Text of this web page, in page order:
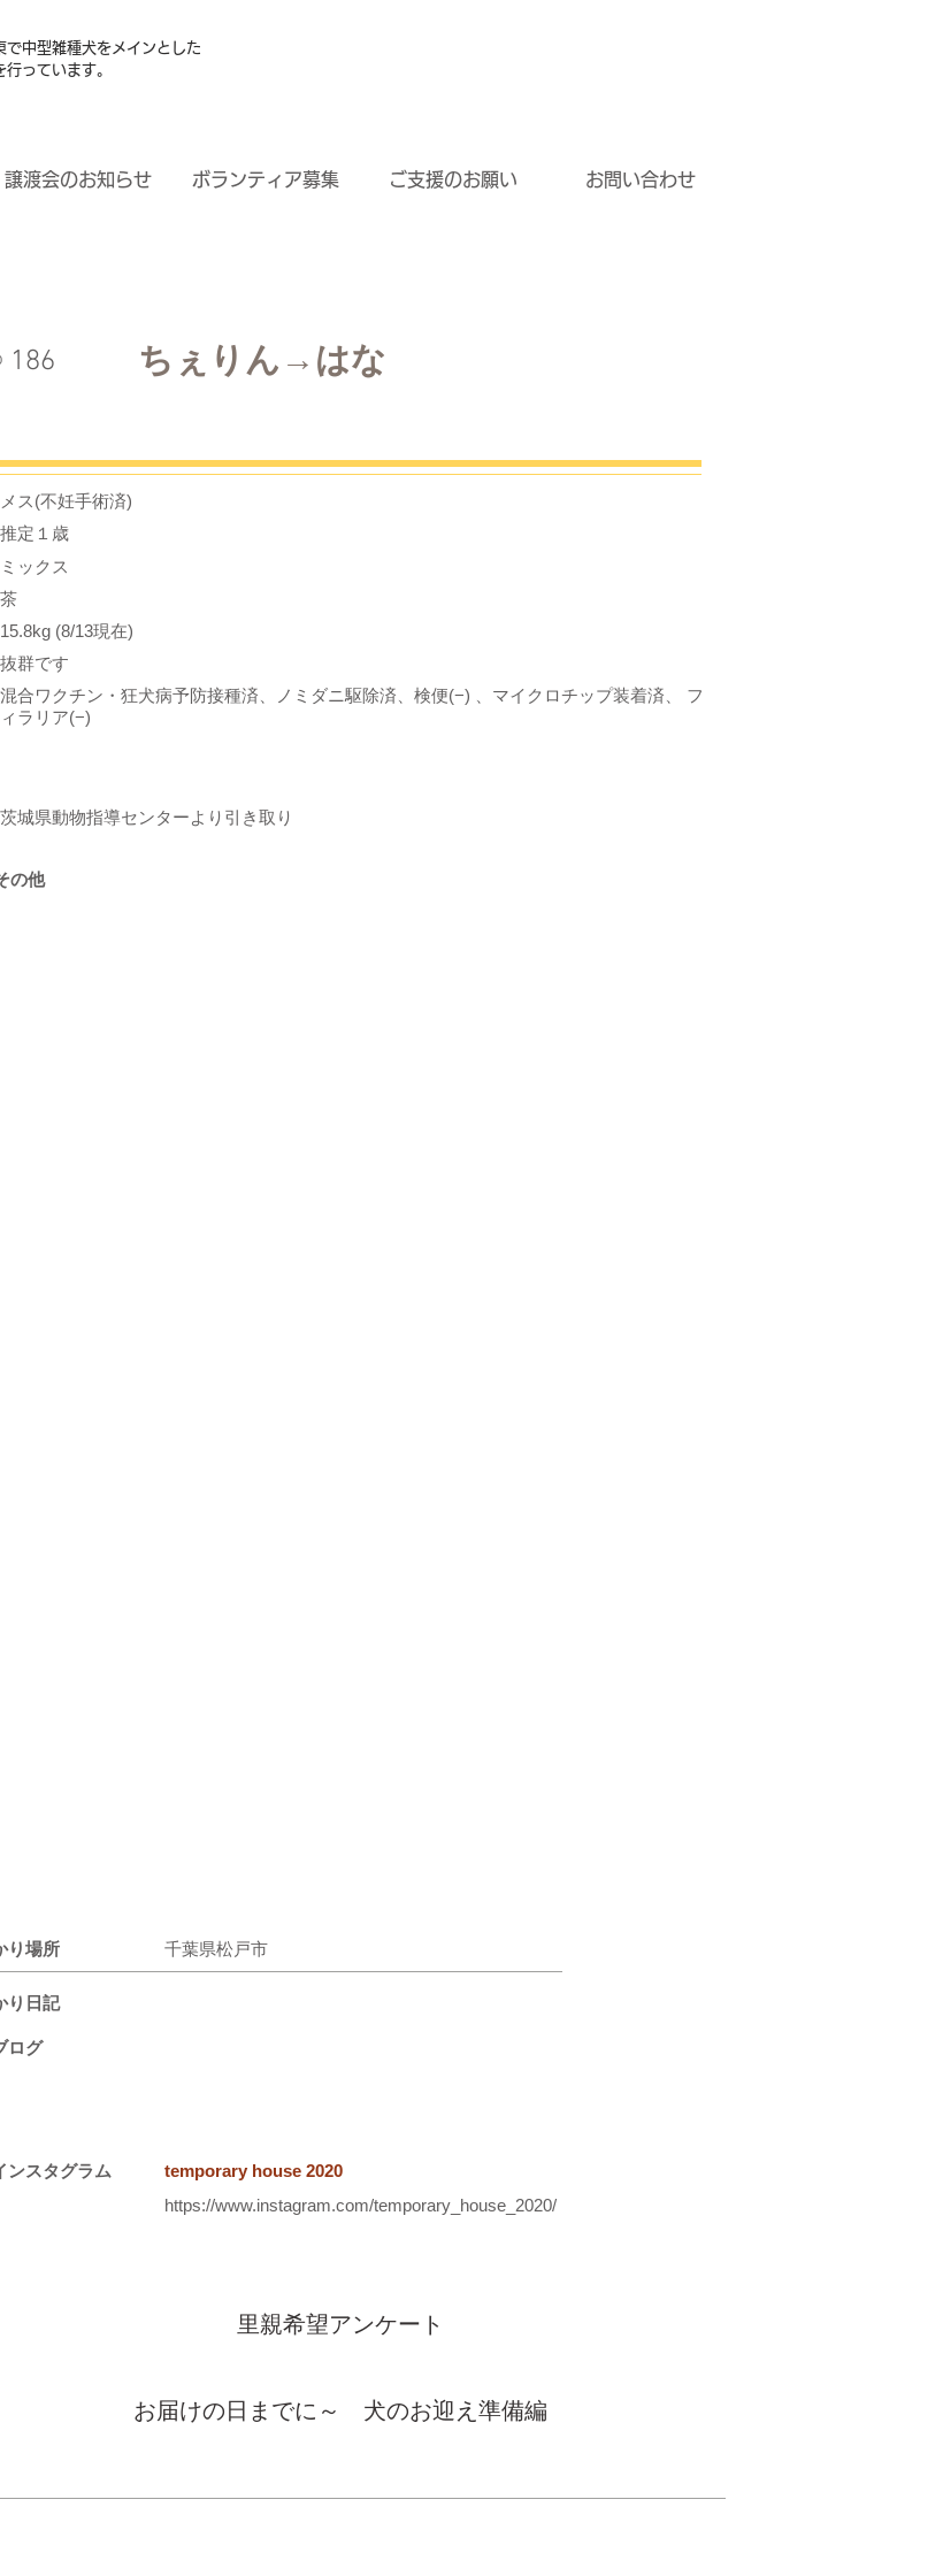
で中型雑種犬をメインとした
っています。
譲渡会のお知らせ ボランティア募集 ご支援のお願い お問い合わせ
186 ちぇりん→はな
メス(不妊手術済)
推定１歳
ミックス
茶
15.8kg (8/13現在)
抜群です
混合ワクチン・狂犬病予防接種済、ノミダニ駆除済、検便(−) 、マイクロチップ装着済、 フ
ィラリア(−)
茨城県動物指導センターより引き取り
の他
り場所 千葉県松戸市
り日記
ログ
ンスタグラム
temporary house 2020
https://www.instagram.com/temporary_house_2020/
里親希望アンケート
お届けの日までに～ 犬のお迎え準備編